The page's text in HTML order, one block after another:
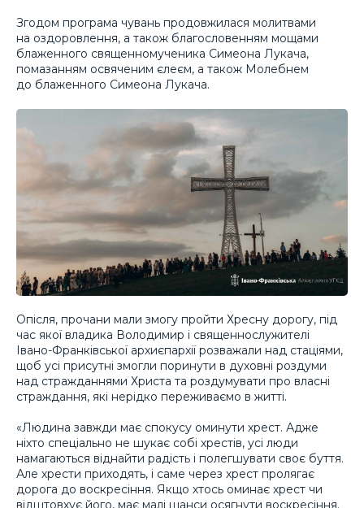
Згодом програма чувань продовжилася молитвами
на оздоровлення, а також благословенням мощами
блаженного священномученика Симеона Лукача,
помазанням освяченим єлеєм, а також Молебнем
до блаженного Симеона Лукача.
Опісля, прочани мали змогу пройти Хресну дорогу, під
час якої владика Володимир і священнослужителі
Івано-Франківської архиєпархії розважали над стаціями,
щоб усі присутні змогли поринути в духовні роздуми
над стражданнями Христа та роздумувати про власні
страждання, які нерідко переживаємо в житті.
«Людина завжди має спокусу оминути хрест. Адже
ніхто спеціально не шукає собі хрестів, усі люди
намагаються віднайти радість і полегшувати своє буття.
Але хрести приходять, і саме через хрест пролягає
дорога до воскресіння. Якщо хтось оминає хрест чи
відштовхує його, має малі шанси осягнути воскресіння.